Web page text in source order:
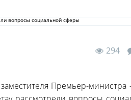
294
Премьер-